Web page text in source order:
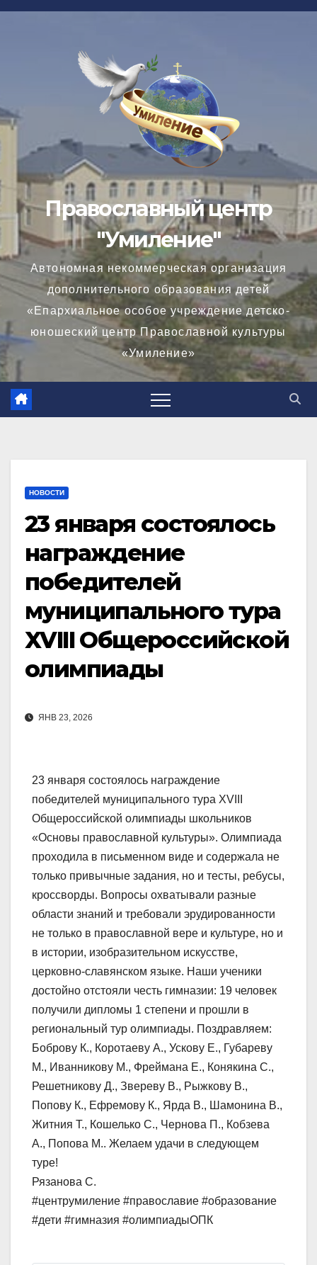
Перейти
Православный центр
"Умиление"
Автономная некоммерческая организация
дополнительного образования детей
«Епархиальное особое учреждение детско-
юношеский центр Православной культуры
«Умиление»
НОВОСТИ
23 января состоялось
награждение
победителей
муниципального тура
XVIII Общероссийской
олимпиады
ЯНВ 23, 2026
23 января состоялось награждение
победителей муниципального тура XVIII
Общероссийской олимпиады школьников
«Основы православной культуры». Олимпиада
проходила в письменном виде и содержала не
только привычные задания, но и тесты, ребусы,
кроссворды. Вопросы охватывали разные
области знаний и требовали эрудированности
не только в православной вере и культуре, но и
в истории, изобразительном искусстве,
церковно-славянском языке. Наши ученики
достойно отстояли честь гимназии: 19 человек
получили дипломы 1 степени и прошли в
региональный тур олимпиады. Поздравляем:
Боброву К., Коротаеву А., Ускову Е., Губареву
М., Иванникову М., Фреймана Е., Конякина С.,
Решетникову Д., Звереву В., Рыжкову В.,
Попову К., Ефремову К., Ярда В., Шамонина В.,
Житния Т., Кошелько С., Чернова П., Кобзева
А., Попова М.. Желаем удачи в следующем
туре!
Рязанова С.
#центрумиление #православие #образование
#дети #гимназия #олимпиадыОПК